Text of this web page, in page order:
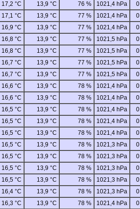
17,2 °C 13,9 °C 76 % 1021,4 hPa
17,1 °C 13,9 °C 77 % 1021,4 hPa
16,9 °C 13,9 °C 77 % 1021,4 hPa
16,8 °C 13,9 °C 77 % 1021,5 hPa
16,8 °C 13,9 °C 77 % 1021,5 hPa
16,7 °C 13,9 °C 77 % 1021,5 hPa
16,7 °C 13,9 °C 77 % 1021,5 hPa
16,6 °C 13,9 °C 78 % 1021,4 hPa
16,6 °C 13,9 °C 78 % 1021,4 hPa
16,5 °C 13,9 °C 78 % 1021,4 hPa
16,5 °C 13,9 °C 78 % 1021,4 hPa
16,5 °C 13,9 °C 78 % 1021,4 hPa
16,5 °C 13,9 °C 78 % 1021,3 hPa
16,5 °C 13,9 °C 78 % 1021,3 hPa
16,5 °C 13,9 °C 78 % 1021,3 hPa
16,5 °C 13,9 °C 78 % 1021,3 hPa
16,4 °C 13,9 °C 78 % 1021,3 hPa
16,3 °C 13,9 °C 78 % 1021,4 hPa